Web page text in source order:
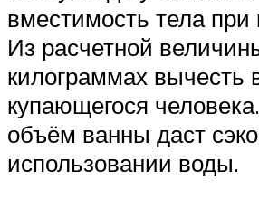
вместимость тела при
Из расчетной
килограммах вычесть
купающегося
объём ванны даст
использовании воды.